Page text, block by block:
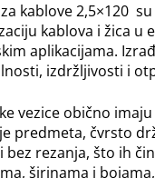
kablove 2,5×120
kablova i žica
aplikacijama.
izdržljivosti i
vezice obično
predmeta, čvrsto
bez rezanja, što ih
širinama i